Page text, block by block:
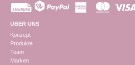
ÜBER UNS
Konzept
Produkte
Team
Marken